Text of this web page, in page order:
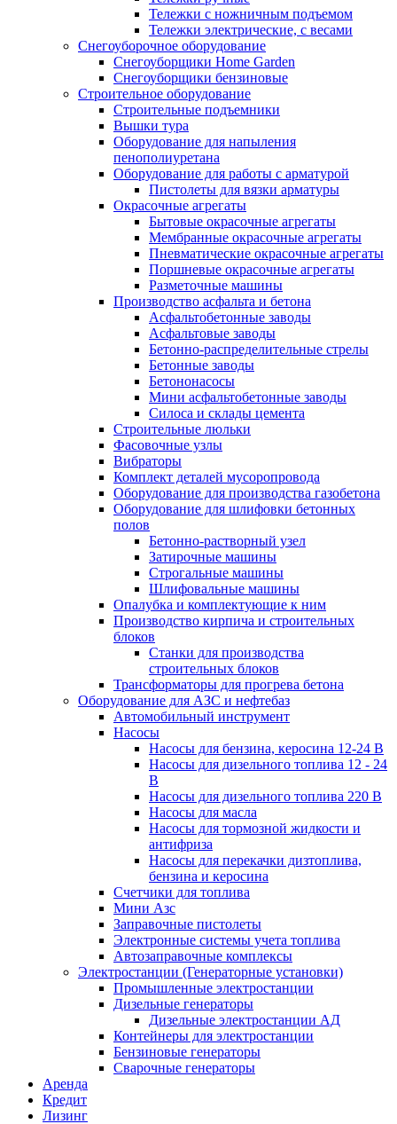
Тележки с ножничным подъемом
Тележки электрические, с весами
Снегоуборочное оборудование
Снегоуборщики Home Garden
Снегоуборщики бензиновые
Строительное оборудование
Cтроительные подъемники
Вышки тура
Оборудование для напыления
пенополиуретана
Оборудование для работы с арматурой
Пистолеты для вязки арматуры
Окрасочные агрегаты
Бытовые окрасочные агрегаты
Мембранные окрасочные агрегаты
Пневматические окрасочные агрегаты
Поршневые окрасочные агрегаты
Разметочные машины
Производство асфальта и бетона
Асфальтобетонные заводы
Асфальтовые заводы
Бетонно-распределительные стрелы
Бетонные заводы
Бетононасосы
Мини асфальтобетонные заводы
Силоса и склады цемента
Строительные люльки
Фасовочные узлы
Вибраторы
Комплект деталей мусоропровода
Оборудование для производства газобетона
Оборудование для шлифовки бетонных
полов
Бетонно-растворный узел
Затирочные машины
Строгальные машины
Шлифовальные машины
Опалубка и комплектующие к ним
Производство кирпича и строительных
блоков
Cтанки для производства
строительных блоков
Трансформаторы для прогрева бетона
Оборудование для АЗС и нефтебаз
Автомобильный инструмент
Насосы
Насосы для бензина, керосина 12-24 В
Насосы для дизельного топлива 12 - 24
В
Насосы для дизельного топлива 220 В
Насосы для масла
Насосы для тормозной жидкости и
антифриза
Насосы для перекачки дизтоплива,
бензина и керосина
Счетчики для топлива
Мини Азс
Заправочные пистолеты
Электронные системы учета топлива
Автозаправочные комплексы
Электростанции (Генераторные установки)
Промышленные электростанции
Дизельные генераторы
Дизельные электростанции АД
Контейнеры для электростанции
Бензиновые генераторы
Сварочные генераторы
Аренда
Кредит
Лизинг